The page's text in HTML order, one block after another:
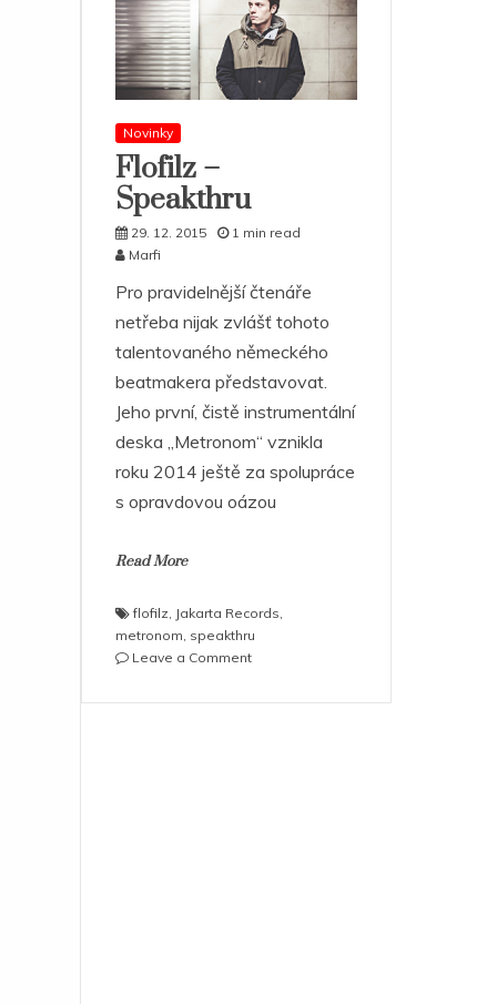
Novinky
Flofilz –
Speakthru
29. 12. 2015
1 min read
Marfi
Pro pravidelnější čtenáře
netřeba nijak zvlášť tohoto
talentovaného německého
beatmakera představovat.
Jeho první, čistě instrumentální
deska „Metronom“ vznikla
roku 2014 ještě za spolupráce
s opravdovou oázou
Read More
flofilz Jakarta Records
metronom speakthru
Leave a Commenton
–